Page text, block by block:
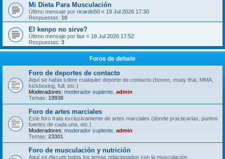
Mi Dieta Para Musculación
Último mensaje por ricardo50 « 19 Jul 2026 17:30
Respuestas: 10
El kenpo no sirve?
Último mensaje por bur « 18 Jul 2026 17:52
Respuestas: 3
Foros de debate
Foro de deportes de contacto
Aquí se habla sobre cualquier deporte de contacto (boxeo, muay thai, MMA,
kickboxing, full, etc.)
Moderadores: moderador suplente admin
Temas: 19938
Foro de artes marciales
Este foro trata exclusivamente de artes marciales (donde practicarlas, puntos
fuertes de cada una, etc.)
Moderadores: moderador suplente admin
Temas: 23301
Foro de musculación y nutrición
Aquí se discute todos los temas relacionados con la musculación